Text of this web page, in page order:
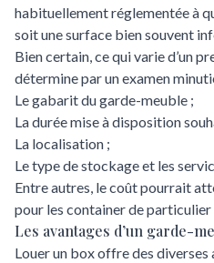
habituellement réglementée à
soit une surface bien souvent
Bien certain, ce qui varie d’un
détermine par un examen
Le gabarit du garde-meuble ;
La durée mise à disposition
La localisation ;
Le type de stockage et les
Entre autres, le coût pourrait
pour les container de
Les avantages d’un garde-
Louer un box offre des diverses